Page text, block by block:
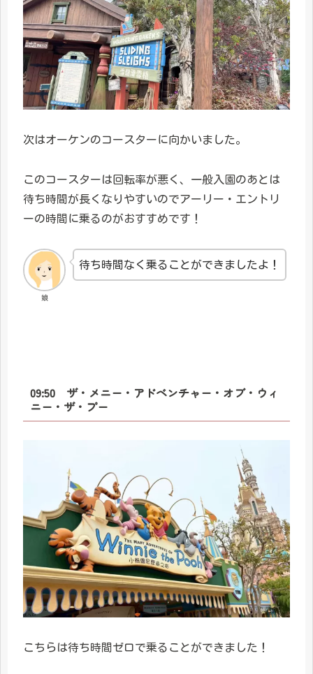
次はオーケンのコースターに向かいました。
このコースターは回転率が悪く、一般入園のあとは
待ち時間が長くなりやすいのでアーリー・エントリ
ーの時間に乗るのがおすすめです！
娘
待ち時間なく乗ることができましたよ！
09:50 ザ・メニー・アドベンチャー・オブ・ウィ
ニー・ザ・プー
こちらは待ち時間ゼロで乗ることができました！